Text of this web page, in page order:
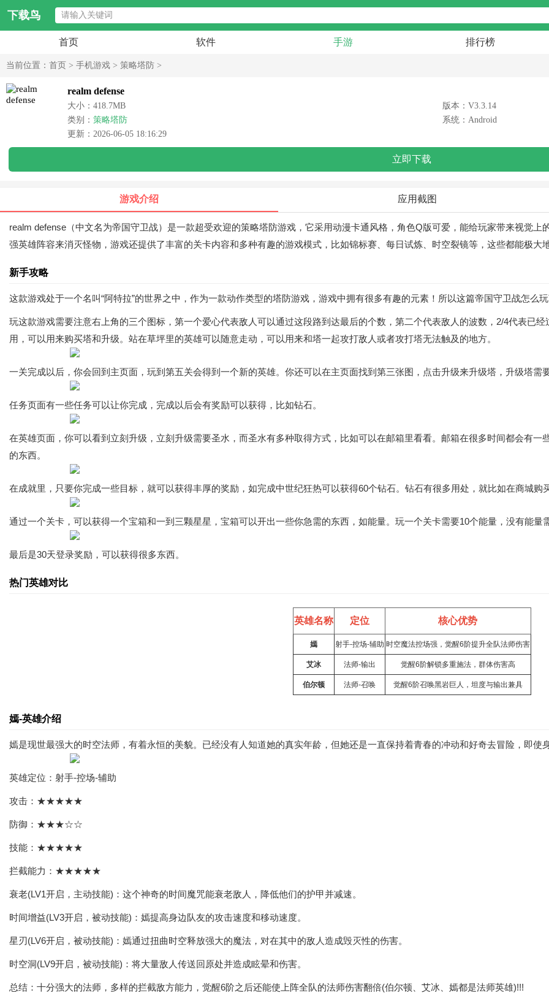
下载鸟
首页 软件 手游 排行榜
当前位置： 首页 > 手机游戏 > 策略塔防 >
realm defense
大小：418.7MB
版本：V3.3.14
类别： 策略塔防
系统：Android
更新：2026-06-05 18:16:29
立即下载
游戏介绍 应用截图
realm defense（中文名为帝国守卫战）是一款超受欢迎的策略塔防游戏，它采用动漫卡通风格，角色Q版可爱，能给玩家带来视觉
强英雄阵容来消灭怪物，游戏还提供了丰富的关卡内容和多种有趣的游戏模式，比如锦标赛、每日试炼、时空裂镜等，这些都能极大
新手攻略
这款游戏处于一个名叫“阿特拉”的世界之中，作为一款动作类型的塔防游戏，游戏中拥有很多有趣的元素！所以这篇帝国守卫战怎么
玩这款游戏需要注意右上角的三个图标，第一个爱心代表敌人可以通过这段路到达最后的个数，第二个代表敌人的波数，2/4代表已
用，可以用来购买塔和升级。站在草坪里的英雄可以随意走动，可以用来和塔一起攻打敌人或者攻打塔无法触及的地方。
一关完成以后，你会回到主页面，玩到第五关会得到一个新的英雄。你还可以在主页面找到第三张图，点击升级来升级塔，升级塔
任务页面有一些任务可以让你完成，完成以后会有奖励可以获得，比如钻石。
在英雄页面，你可以看到立刻升级，立刻升级需要圣水，而圣水有多种取得方式，比如可以在邮箱里看看。邮箱在很多时间都会有
的东西。
在成就里，只要你完成一些目标，就可以获得丰厚的奖励，如完成中世纪狂热可以获得60个钻石。钻石有很多用处，就比如在商城
通过一个关卡，可以获得一个宝箱和一到三颗星星，宝箱可以开出一些你急需的东西，如能量。玩一个关卡需要10个能量，没有能量
最后是30天登录奖励，可以获得很多东西。
热门英雄对比
英雄名称 定位 核心优势
嫣 射手-控场-辅助 时空魔法控场强，觉醒6阶提升全队法师伤害
艾冰 法师-输出 觉醒6阶解锁多重施法，群体伤害高
伯尔顿 法师-召唤 觉醒6阶召唤黑岩巨人，坦度与输出兼具
嫣-英雄介绍
嫣是现世最强大的时空法师，有着永恒的美貌。已经没有人知道她的真实年龄，但她还是一直保持着青春的冲动和好奇去冒险，即使
英雄定位：射手-控场-辅助
攻击：★★★★★
防御：★★★☆☆
技能：★★★★★
拦截能力：★★★★★
衰老(LV1开启，主动技能)：这个神奇的时间魔咒能衰老敌人，降低他们的护甲并减速。
时间增益(LV3开启，被动技能)：嫣提高身边队友的攻击速度和移动速度。
星刃(LV6开启，被动技能)：嫣通过扭曲时空释放强大的魔法，对在其中的敌人造成毁灭性的伤害。
时空洞(LV9开启，被动技能)：将大量敌人传送回原处并造成眩晕和伤害。
总结：十分强大的法师，多样的拦截敌方能力，觉醒6阶之后还能使上阵全队的法师伤害翻倍(伯尔顿、艾冰、嫣都是法师英雄)!!!